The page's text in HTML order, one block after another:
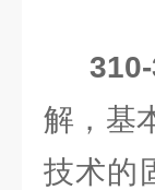
解，基
技术的